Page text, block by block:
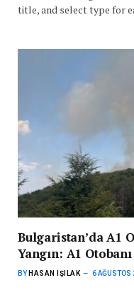
title, and select type for
Bulgaristan’da A1
Yangın: A1
BY HASAN IŞILAK 6 AĞUSTOS